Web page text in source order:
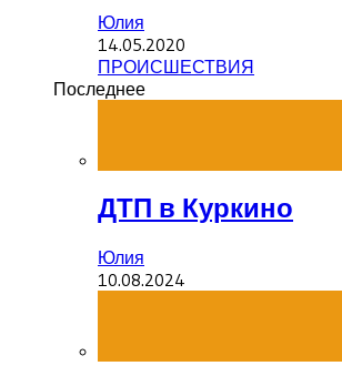
Юлия
14.05.2020
ПРОИСШЕСТВИЯ
Последнее
ДТП в Куркино
Юлия
10.08.2024